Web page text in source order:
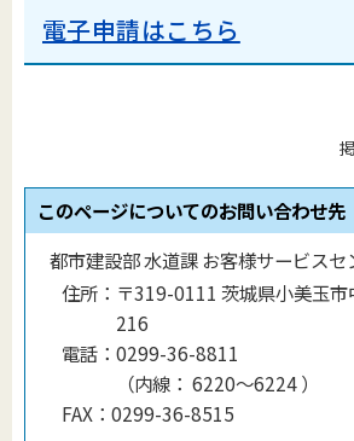
電子申請はこちら
このページについてのお問い合わせ先
都市建設部 水道課 お客様サービスセ
住所： 〒319-0111 茨城県小美玉
216
電話： 0299-36-8811
（内線 ： 6220〜6224）
FAX： 0299-36-8515